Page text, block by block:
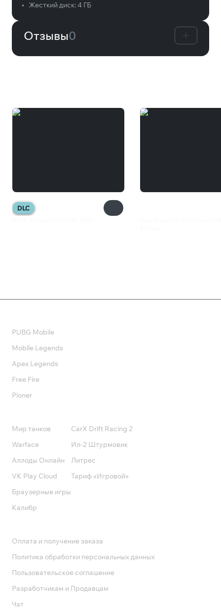
•
Жесткий диск:4 ГБ
Отзывы0
DLC
PUBG Mobile
Mobile Legends
Apex Legends
Free Fire
Pioner
Мир танков
Warface
Аллоды Онлайн
VK Play Cloud
Браузерные игры
Калибр
CarX Drift Racing 2
Ил-2 Штурмовик
Литрес
Тариф «Игровой»
Оплата и получение заказа
Политика обработки персональных данных
Пользовательское соглашение
Разработчикам и Продавцам
Чат